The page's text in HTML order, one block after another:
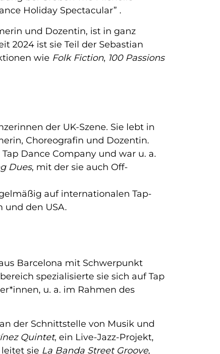
Holiday Spectacular” .
und Dozentin, ist in ganz
2024 ist sie Teil der Sebastian
wie Folk Fiction, 100 Passions
der UK-Szene. Sie lebt in
Choreografin und Dozentin.
Dance Company und war u. a.
Dues, mit der sie auch Off-
auf internationalen Tap-
und den USA.
Barcelona mit Schwerpunkt
spezialisierte sie sich auf Tap
u. a. im Rahmen des
der Schnittstelle von Musik und
Quintet, ein Live-Jazz-Projekt,
sie La Banda Street Groove,